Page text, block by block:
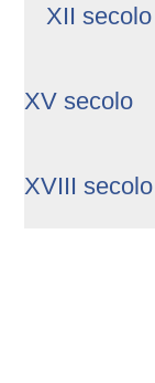
XII secolo
XV secolo
XVIII secolo